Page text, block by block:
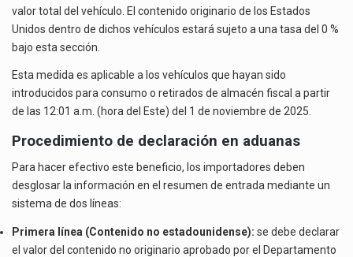
valor total del vehículo. El contenido originario de los Estados
Unidos dentro de dichos vehículos estará sujeto a una tasa del 0 %
bajo esta sección.
Esta medida es aplicable a los vehículos que hayan sido
introducidos para consumo o retirados de almacén fiscal a partir
de las 12:01 a.m. (hora del Este) del 1 de noviembre de 2025.
Procedimiento de declaración en aduanas
Para hacer efectivo este beneficio, los importadores deben
desglosar la información en el resumen de entrada mediante un
sistema de dos líneas:
Primera línea (Contenido no estadounidense): se debe declarar
el valor del contenido no originario aprobado por el Departamento